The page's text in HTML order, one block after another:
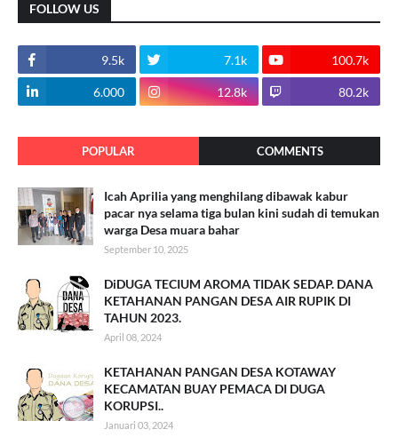
FOLLOW US
9.5k 7.1k 100.7k
6.000 12.8k 80.2k
POPULAR COMMENTS
Icah Aprilia yang menghilang dibawak kabur
pacar nya selama tiga bulan kini sudah di temukan
warga Desa muara bahar
September 10, 2025
DiDUGA TECIUM AROMA TIDAK SEDAP. DANA
KETAHANAN PANGAN DESA AIR RUPIK DI
TAHUN 2023.
April 08, 2024
KETAHANAN PANGAN DESA KOTAWAY
KECAMATAN BUAY PEMACA DI DUGA
KORUPSI..
Januari 03, 2024